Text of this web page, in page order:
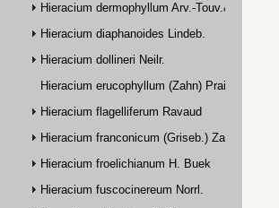
Hieracium dermophyllum Arv.-Touv.& Briq.
Hieracium diaphanoides Lindeb.
Hieracium dollineri Neilr.
Hieracium erucophyllum (Zahn) Prain
Hieracium flagelliferum Ravaud
Hieracium franconicum (Griseb.) Zahn
Hieracium froelichianum H. Buek
Hieracium fuscocinereum Norrl.